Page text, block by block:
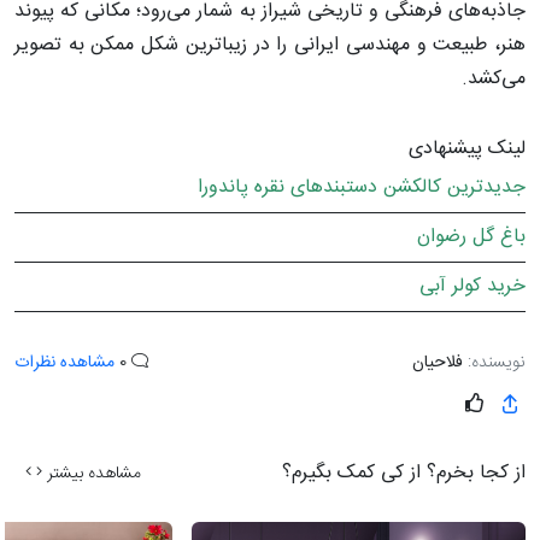
جاذبه‌های فرهنگی و تاریخی شیراز به شمار می‌رود؛ مکانی که پیوند
هنر، طبیعت و مهندسی ایرانی را در زیباترین شکل ممکن به تصویر
می‌کشد.
لینک پیشنهادی
جدیدترین کالکشن دستبندهای نقره پاندورا
باغ گل رضوان
خرید کولر آبی
نویسنده: فلاحیان مشاهده نظرات
از کجا بخرم؟ از کی کمک بگیرم؟ مشاهده بیشتر